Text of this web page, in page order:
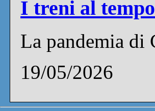
I treni al
La pandemia di
19/05/2026